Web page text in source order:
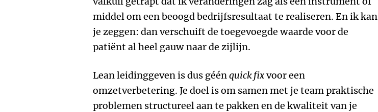
middel om een beoogd bedrijfsresultaat te realiseren. En ik kan
je zeggen: dan verschuift de toegevoegde waarde voor de
patiënt al heel gauw naar de zijlijn.
Lean leidinggeven is dus géénquick fixvoor een
omzetverbetering. Je doel is om samen met je team praktische
problemen structureel aan te pakken en de kwaliteit van je